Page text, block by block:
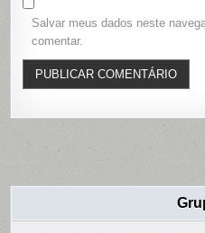
Salvar meus dados neste
comentar.